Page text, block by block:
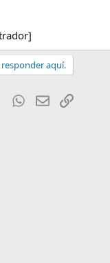
aquí.
Tumblr WhatsApp
EmailEnlace